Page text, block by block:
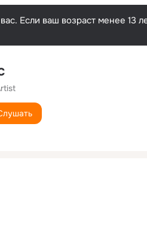
Если ваш возраст менее 13